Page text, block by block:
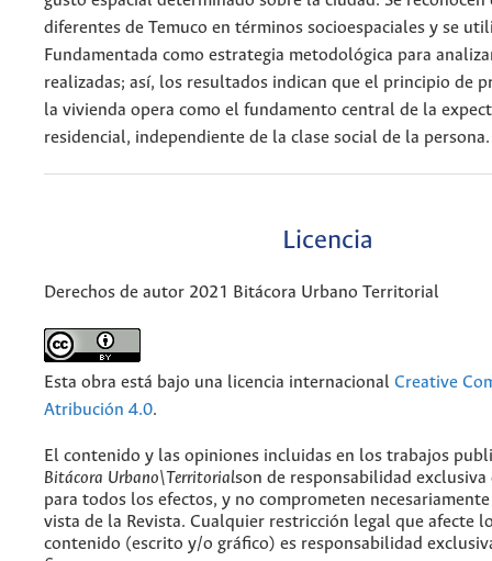
diferentes de Temuco en términos socioespaciales y se
Fundamentada como estrategia metodológica para
realizadas; así, los resultados indican que el principio de
la vivienda opera como el fundamento central de la
residencial, independiente de la clase social de la persona.
Licencia
Derechos de autor 2021 Bitácora Urbano Territorial
Esta obra está bajo una licencia internacional Creative
Atribución 4.0.
El contenido y las opiniones incluidas en los trabajos
Bitácora Urbano\Territorialson de responsabilidad exclusiva
para todos los efectos, y no comprometen
vista de la Revista. Cualquier restricción legal que afecte
contenido (escrito y/o gráfico) es responsabilidad